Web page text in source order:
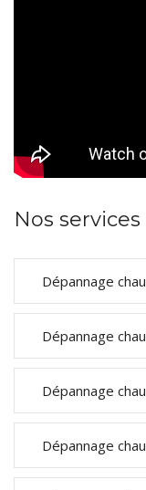
Nos services
Dépannage
Dépannage
Dépannage
Dépannage